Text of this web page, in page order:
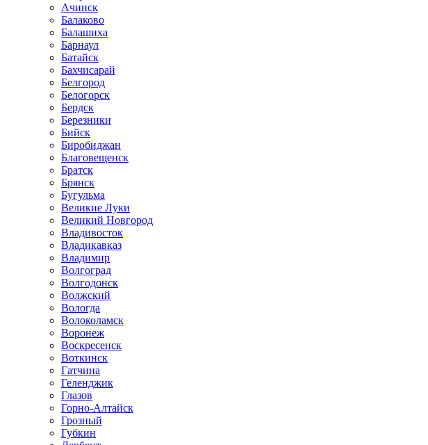
Ачинск
Балаково
Балашиха
Барнаул
Батайск
Бахчисарай
Белгород
Белогорск
Бердск
Березники
Бийск
Биробиджан
Благовещенск
Братск
Брянск
Бугульма
Великие Луки
Великий Новгород
Владивосток
Владикавказ
Владимир
Волгоград
Волгодонск
Волжский
Вологда
Волоколамск
Воронеж
Воскресенск
Воткинск
Гатчина
Геленджик
Глазов
Горно-Алтайск
Грозный
Губкин